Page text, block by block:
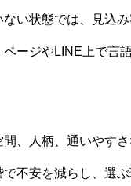
い状態では、見込
ージやLINE上で言
、人柄、通いやす
不安を減らし、選